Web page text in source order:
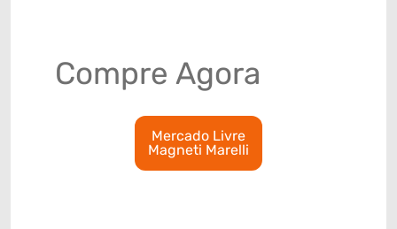
Compre Agora
Mercado Livre
Magneti Marelli